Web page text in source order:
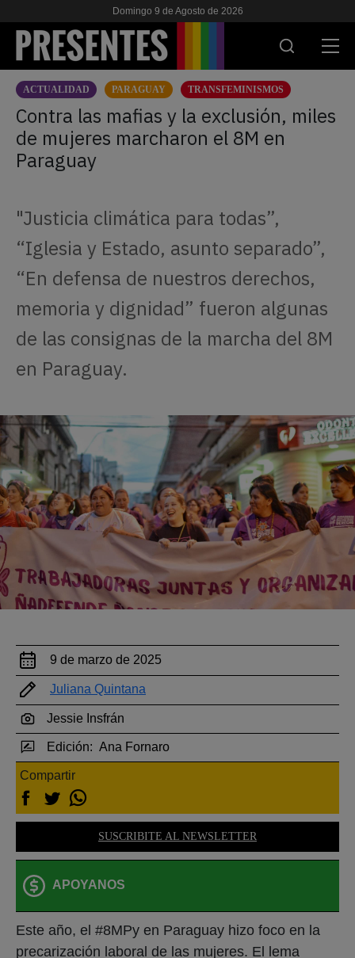
Domingo 9 de Agosto de 2026
ACTUALIDAD
INVESTIGACIONES
VIH & SIDA
ESCUELA
NOSOTRES
ACTUALIDAD PARAGUAY TRANSFEMINISMOS
Contra las mafias y la exclusión, miles
de mujeres marcharon el 8M en
Paraguay
"Justicia climática para todas”,
“Iglesia y Estado, asunto separado”,
“En defensa de nuestros derechos,
memoria y dignidad” fueron algunas
de las consignas de la marcha del 8M
en Paraguay.
9 de marzo de 2025
Juliana Quintana
Jessie Insfrán
Edición: Ana Fornaro
Compartir
SUSCRIBITE AL NEWSLETTER
APOYANOS
Este año, el #8MPy en Paraguay hizo foco en la
precarización laboral de las mujeres. El lema